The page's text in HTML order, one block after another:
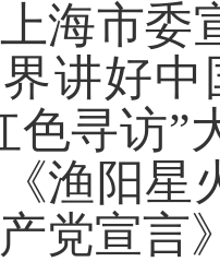
海市委
讲好
色寻访”
渔阳星
产党宣